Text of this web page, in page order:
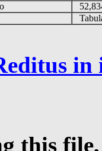
in
this